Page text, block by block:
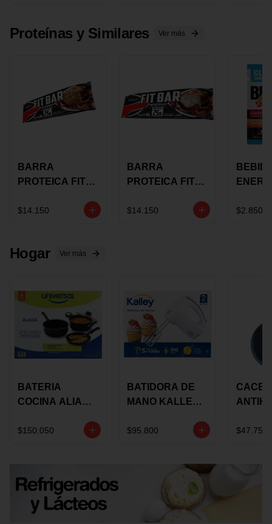
Proteínas y Similares Ver más
BARRA
PROTEICA FIT
CHOCOLATE X
$14.150
BARRA
PROTEICA FIT
GRS
$14.150
STACK 6G
$2.850
Hogar Ver más
BATERIA
COCINA ALIADA
PIEZAS
$150.050
BATIDORA DE
MANO KALLEY
VELOCIDADES
$95.800
TAPA
$47.750